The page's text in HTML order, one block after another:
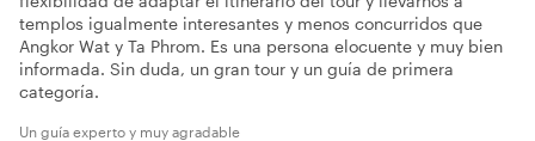
templos igualmente interesantes y menos concurridos que
Angkor Wat y Ta Phrom. Es una persona elocuente y muy bien
informada. Sin duda, un gran tour y un guía de primera
categoría.
Un guía experto y muy agradable